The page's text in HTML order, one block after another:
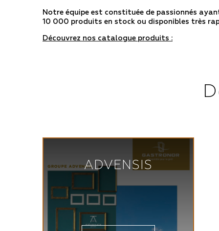
Notre équipe est constituée de passionnés
10 000 produits en stock ou disponibles très
Découvrez nos catalogue produits :
ADVENSIS